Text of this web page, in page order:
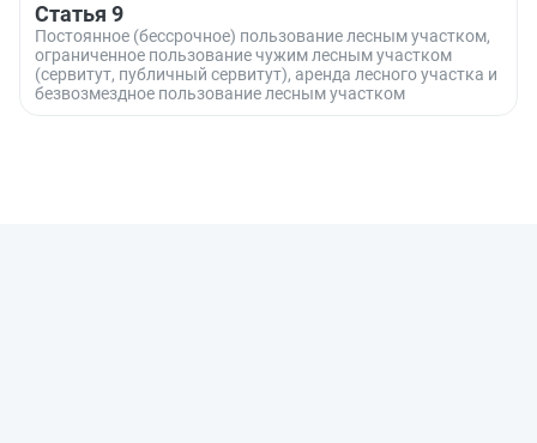
Статья 9
Постоянное (бессрочное) пользование лесным участком,
ограниченное пользование чужим лесным участком
(сервитут, публичный сервитут), аренда лесного участка и
безвозмездное пользование лесным участком